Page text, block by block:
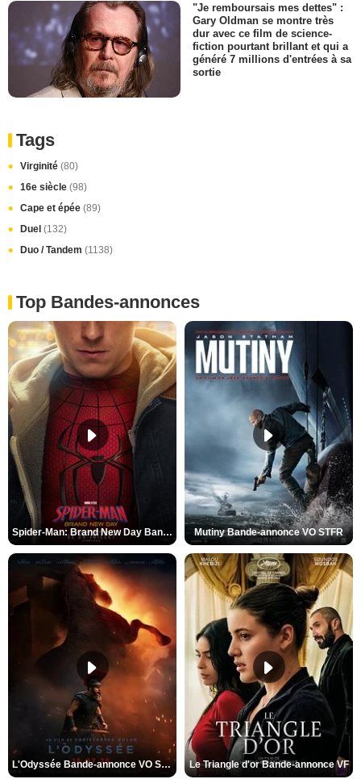
"Je remboursais mes dettes" :
Gary Oldman se montre très
dur avec ce film de science-
fiction pourtant brillant et qui a
généré 7 millions d'entrées à sa
sortie
Tags
Virginité (80)
16e siècle (98)
Cape et épée (89)
Duel (132)
Duo / Tandem (1138)
Top Bandes-annonces
Spider-Man: Brand New Day Bande-annonce VO STFR Mutiny Bande-annonce VO STFR
L'Odyssée Bande-annonce VO STFR Le Triangle d'or Bande-annonce VF